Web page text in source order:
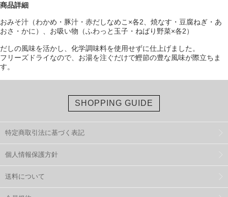
商品詳細
おみそ汁（わかめ・豚汁・赤だしなめこ×各2、焼なす・豆腐ねぎ・あ
おさ・かに）、お吸い物（ふわっと玉子・ねばり野菜×各2）
だしの風味を活かし、化学調味料を使用せずに仕上げました。
フリーズドライなので、お湯を注ぐだけで鰹節の豊な風味が際立ちま
す。
SHOPPING GUIDE
特定商取引法に基づく表記
個人情報保護方針
送料について